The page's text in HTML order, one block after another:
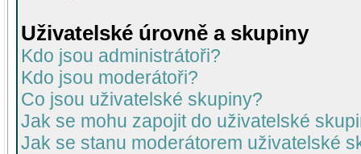
Uživatelské úrovně a skupiny
Kdo jsou administrátoři?
Kdo jsou moderátoři?
Co jsou uživatelské skupiny?
Jak se mohu zapojit do uživatelské
Jak se stanu moderátorem uživatelské